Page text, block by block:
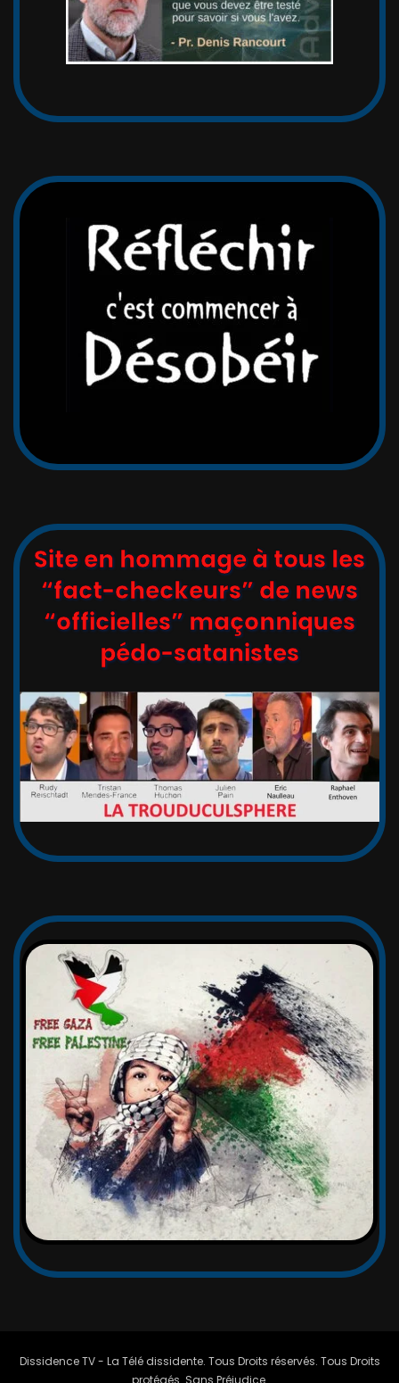
Site en hommage à tous les
“fact-checkeurs” de news
“officielles” maçonniques
pédo-satanistes
Dissidence TV - La Télé dissidente. Tous Droits réservés. Tous Droits
protégés. Sans Préjudice.